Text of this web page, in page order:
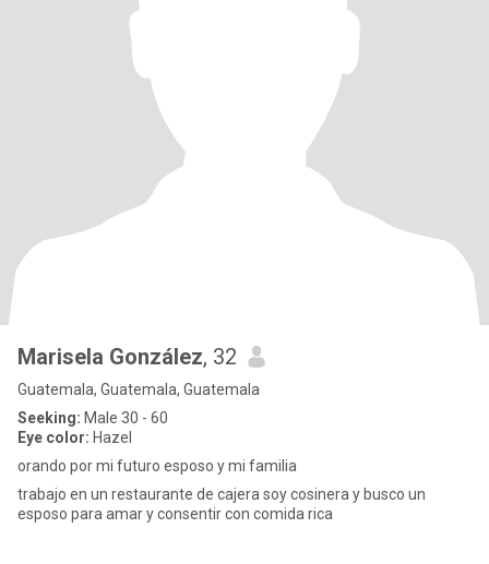
Marisela González, 32
Guatemala, Guatemala, Guatemala
Seeking: Male 30 - 60
Eye color: Hazel
orando por mi futuro esposo y mi familia
trabajo en un restaurante de cajera soy cosinera y busco un
esposo para amar y consentir con comida rica